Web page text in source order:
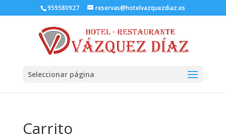
959580927 reservas@hotelvazquezdiaz.es
Seleccionar página
Carrito